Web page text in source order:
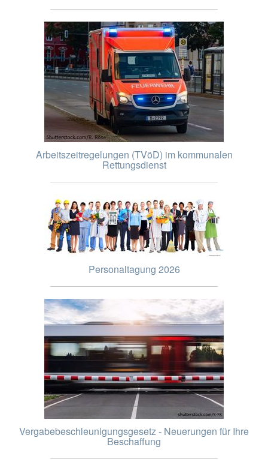
Arbeitszeitregelungen (TVöD) im kommunalen
Rettungsdienst
Personaltagung 2026
Vergabebeschleunigungsgesetz - Neuerungen für Ihre
Beschaffung